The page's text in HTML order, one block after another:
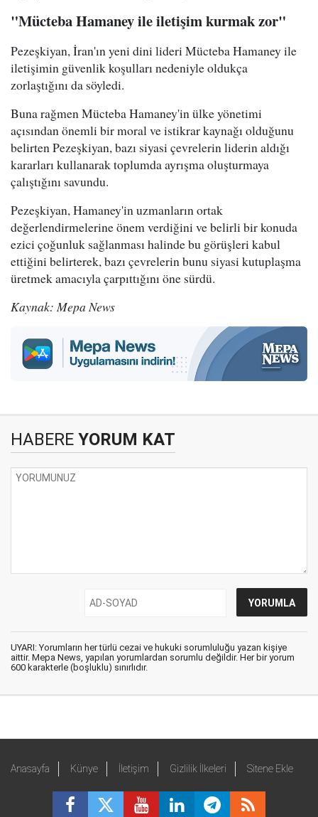
"Mücteba Hamaney ile iletişim kurmak zor"
Pezeşkiyan, İran'ın yeni dini lideri Mücteba Hamaney ile
iletişimin güvenlik koşulları nedeniyle oldukça
zorlaştığını da söyledi.
Buna rağmen Mücteba Hamaney'in ülke yönetimi
açısından önemli bir moral ve istikrar kaynağı olduğunu
belirten Pezeşkiyan, bazı siyasi çevrelerin liderin aldığı
kararları kullanarak toplumda ayrışma oluşturmaya
çalıştığını savundu.
Pezeşkiyan, Hamaney'in uzmanların ortak
değerlendirmelerine önem verdiğini ve belirli bir konuda
ezici çoğunluk sağlanması halinde bu görüşleri kabul
ettiğini belirterek, bazı çevrelerin bunu siyasi kutuplaşma
üretmek amacıyla çarpıttığını öne sürdü.
Kaynak: Mepa News
HABERE YORUM KAT
UYARI: Yorumların her türlü cezai ve hukuki sorumluluğu yazan kişiye
aittir. Mepa News, yapılan yorumlardan sorumlu değildir. Her bir yorum
600 karakterle (boşluklu) sınırlıdır.
Anasayfa Künye İletişim Gizlilik İlkeleri Sitene Ekle